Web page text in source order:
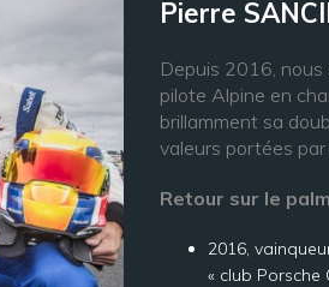
Pierre
Depuis 2016,
pilote Alpine en
brillamment sa
valeurs portées
Retour sur le
2016,
« club Porsche